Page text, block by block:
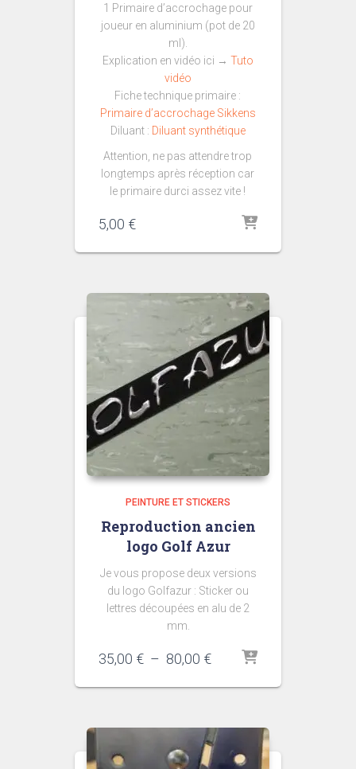
1 Primaire d’accrochage pour
joueur en aluminium (pot de 20
ml).
Explication en vidéo ici → Tuto
vidéo
Fiche technique primaire :
Primaire d’accrochage Sikkens
Diluant : Diluant synthétique
Attention, ne pas attendre trop
longtemps après réception car
le primaire durci assez vite !
5,00 €
PEINTURE ET STICKERS
Reproduction ancien
logo Golf Azur
Je vous propose deux versions
du logo Golfazur : Sticker ou
lettres découpées en alu de 2
mm.
35,00 € – 80,00 €Plage
prix :
à
80,00 €